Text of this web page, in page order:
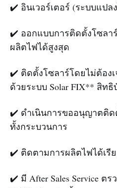
✔️ อินเวอร์เตอร์ (ระบบแปล
✔️ ออกแบบการติดตั้งโซลาร์
ผลิตไฟได้สูงสุด
✔️ ติดตั้งโซลาร์โดยไม่ต้องเ
ด้วยระบบ Solar FIX** สิทธิ
✔️ ดำเนินการขออนุญาตติด
ทั้งกระบวนการ
✔️ ติดตามการผลิตไฟได้เรี
✔️ มี After Sales Service ต